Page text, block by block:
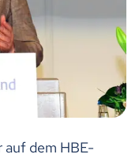
auf dem HBE-